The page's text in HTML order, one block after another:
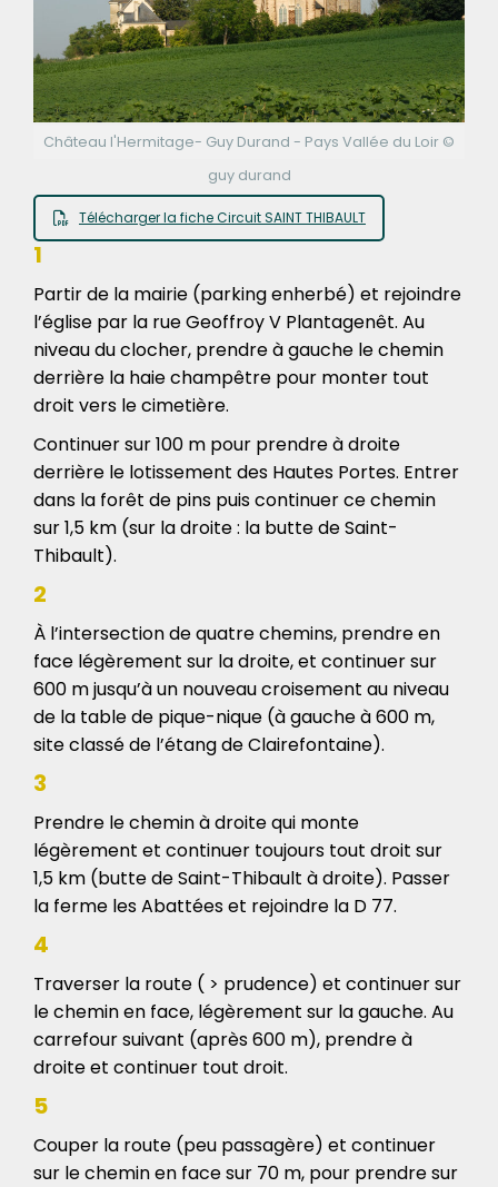
Château l'Hermitage- Guy Durand - Pays Vallée du Loir ©
guy durand
Télécharger la fiche Circuit SAINT THIBAULT
1
Partir de la mairie (parking enherbé) et rejoindre
l’église par la rue Geoffroy V Plantagenêt. Au
niveau du clocher, prendre à gauche le chemin
derrière la haie champêtre pour monter tout
droit vers le cimetière.
Continuer sur 100 m pour prendre à droite
derrière le lotissement des Hautes Portes. Entrer
dans la forêt de pins puis continuer ce chemin
sur 1,5 km (sur la droite : la butte de Saint-
Thibault).
2
À l’intersection de quatre chemins, prendre en
face légèrement sur la droite, et continuer sur
600 m jusqu’à un nouveau croisement au niveau
de la table de pique-nique (à gauche à 600 m,
site classé de l’étang de Clairefontaine).
3
Prendre le chemin à droite qui monte
légèrement et continuer toujours tout droit sur
1,5 km (butte de Saint-Thibault à droite). Passer
la ferme les Abattées et rejoindre la D 77.
4
Traverser la route ( > prudence) et continuer sur
le chemin en face, légèrement sur la gauche. Au
carrefour suivant (après 600 m), prendre à
droite et continuer tout droit.
5
Couper la route (peu passagère) et continuer
sur le chemin en face sur 70 m, pour prendre sur